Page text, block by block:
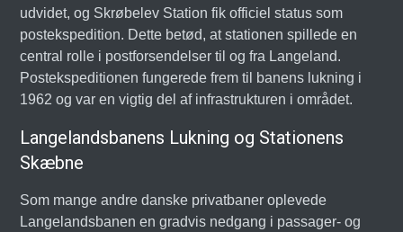
udvidet, og Skrøbelev Station fik officiel status som
postekspedition. Dette betød, at stationen spillede en
central rolle i postforsendelser til og fra Langeland.
Postekspeditionen fungerede frem til banens lukning i
1962 og var en vigtig del af infrastrukturen i området.
Langelandsbanens Lukning og Stationens
Skæbne
Som mange andre danske privatbaner oplevede
Langelandsbanen en gradvis nedgang i passager- og